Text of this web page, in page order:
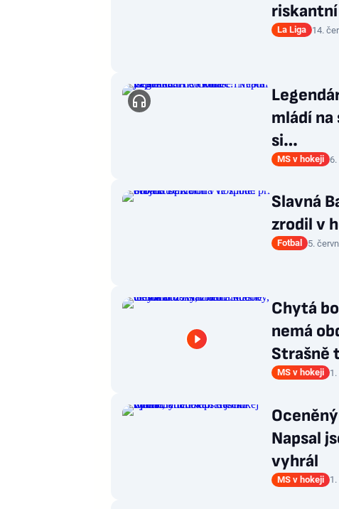
La Liga 14.
mládí
si…
MS v hokeji
Slavná
zrodil v
Fotbal 5.
Chytá
nemá
Strašně
MS v hokeji
Napsal
vyhrál
MS v hokeji